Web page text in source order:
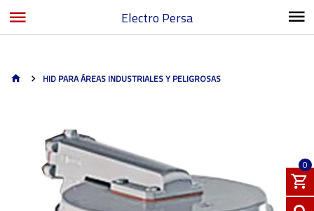
Electro Persa
0
HID PARA ÁREAS INDUSTRIALES Y PELIGROSAS